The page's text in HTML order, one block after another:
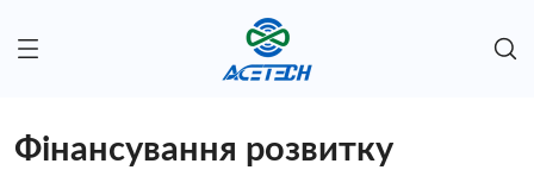
Фінансування розвитку